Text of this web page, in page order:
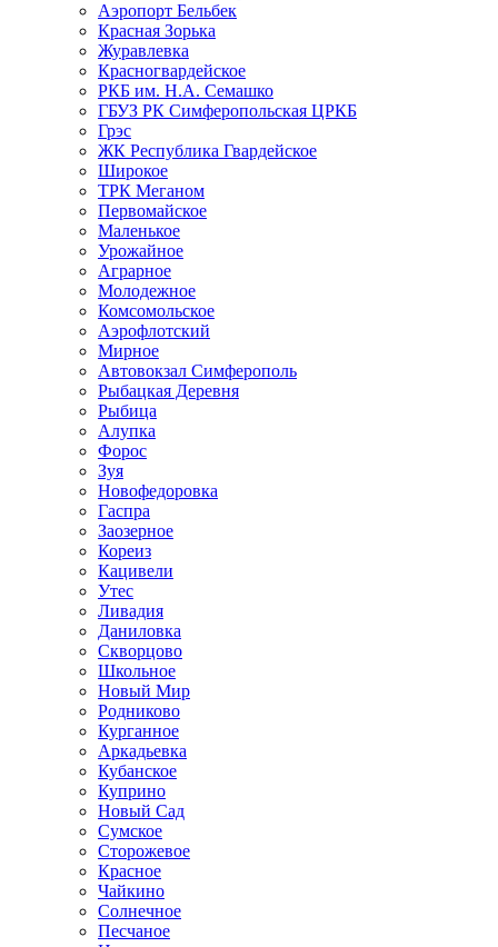
Аэропорт Бельбек
Красная Зорька
Журавлевка
Красногвардейское
РКБ им. Н.А. Семашко
ГБУЗ РК Симферопольская ЦРКБ
Грэс
ЖК Республика Гвардейское
Широкое
ТРК Меганом
Первомайское
Маленькое
Урожайное
Аграрное
Молодежное
Комсомольское
Аэрофлотский
Мирное
Автовокзал Симферополь
Рыбацкая Деревня
Рыбица
Алупка
Форос
Зуя
Новофедоровка
Гаспра
Заозерное
Кореиз
Кацивели
Утес
Ливадия
Даниловка
Скворцово
Школьное
Новый Мир
Родниково
Курганное
Аркадьевка
Кубанское
Куприно
Новый Сад
Сумское
Сторожевое
Красное
Чайкино
Солнечное
Песчаное